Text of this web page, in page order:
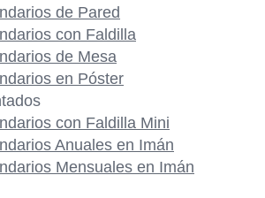
de Pared
con Faldilla
de Mesa
en Póster
con Faldilla Mini
Anuales en Imán
Mensuales en Imán